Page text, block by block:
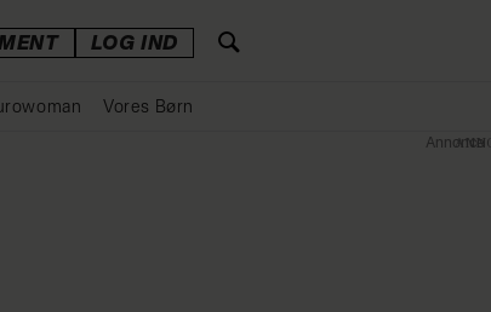
LOG IND
Vores Børn
Annonce